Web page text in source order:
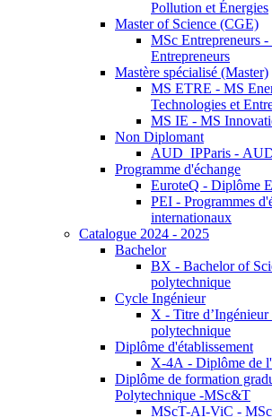
Pollution et Énergies
Master of Science (CGE)
MSc Entrepreneurs
Entrepreneurs
Mastère spécialisé (Master)
MS ETRE - MS
Technologies et
MS IE - MS
Non Diplomant
AUD_IPParis -
Programme d'échange
EuroteQ - Diplôme
PEI - Programmes
internationaux
Catalogue 2024 - 2025
Bachelor
BX - Bachelor of
polytechnique
Cycle Ingénieur
X - Titre
polytechnique
Diplôme d'établissement
X-4A - Diplôme de
Diplôme de formation
Polytechnique -MSc&T
MScT-AI-ViC -